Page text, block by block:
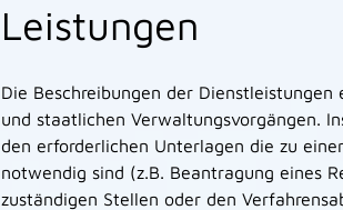
Leistungen
Die Beschreibungen der
und staatlichen Verwaltungsvorgängen.
den erforderlichen Unterlagen die zu
notwendig sind (z.B. Beantragung eines
zuständigen Stellen oder den